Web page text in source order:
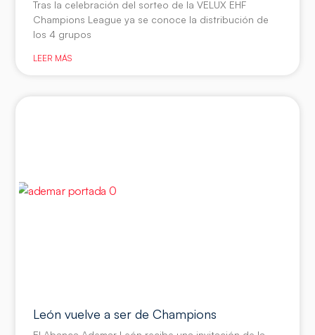
Tras la celebración del sorteo de la VELUX EHF
Champions League ya se conoce la distribución de
los 4 grupos
LEER MÁS
León vuelve a ser de Champions